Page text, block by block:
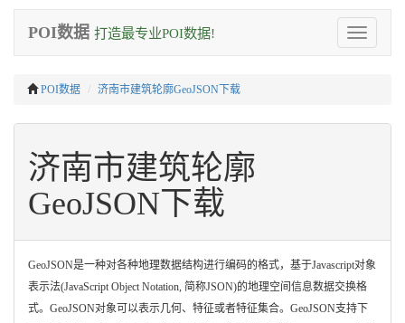
Toggle
navigation
POI数据 打造最专业POI数据!
POI数据 济南市建筑轮廓GeoJSON下载
济南市建筑轮廓
GeoJSON下载
GeoJSON是一种对各种地理数据结构进行编码的格式，基于Javascript对象
表示法(JavaScript Object Notation, 简称JSON)的地理空间信息数据交换格
式。GeoJSON对象可以表示几何、特征或者特征集合。GeoJSON支持下